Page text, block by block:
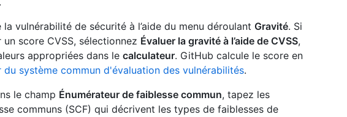
vulnérabilité de sécurité à l’aide du menu déroulant Gravité. Si
score CVSS, sélectionnez Évaluer la gravité à l’aide de CVSS,
appropriées dans le calculateur. GitHub calcule le score en
du système commun d'évaluation des vulnérabilités.
le champ Énumérateur de faiblesse commun, tapez les
communs (SCF) qui décrivent les types de faiblesses de